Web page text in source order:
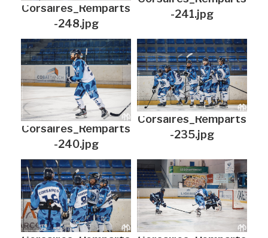
Corsaires_Remparts
-248.jpg
-241.jpg
Corsaires_Remparts
-240.jpg
Corsaires_Remparts
-235.jpg